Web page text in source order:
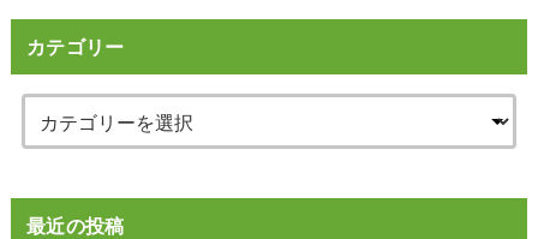
カテゴリー
最近の投稿